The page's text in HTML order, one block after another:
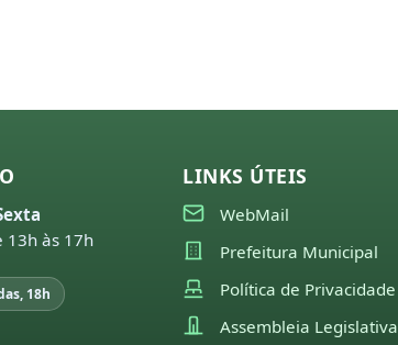
13h às 17h
18h
LINKS ÚTEIS
WebMail
Prefeitura Municipal
Política de Privacidade
Assembleia Legislativa